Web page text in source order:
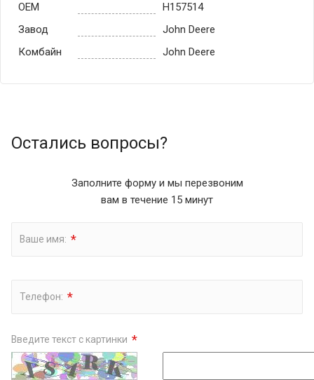
OEM
H157514
Завод
John Deere
Комбайн
John Deere
Остались вопросы?
Заполните форму и мы перезвоним
вам в течение 15 минут
Ваше имя: *
Телефон: *
Введите текст с картинки *